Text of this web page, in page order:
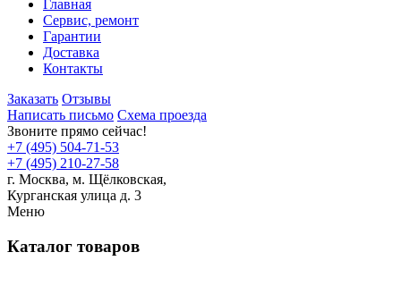
Главная
Сервис, ремонт
Гарантии
Доставка
Контакты
Заказать Отзывы
Написать письмо Схема проезда
Звоните прямо сейчас!
+7 (495) 504-71-53
+7 (495) 210-27-58
г. Москва, м. Щёлковская,
Курганская улица д. 3
Меню
Каталог товаров